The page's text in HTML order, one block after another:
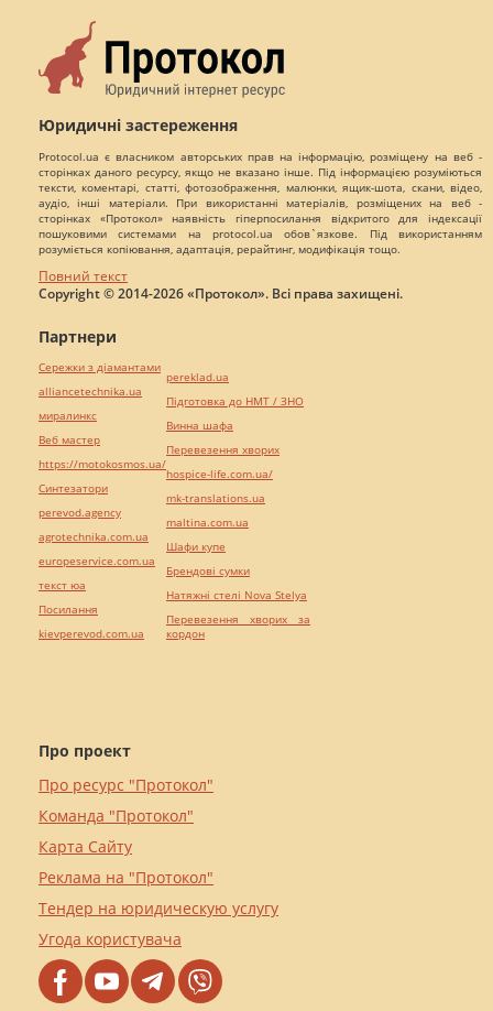
Юридичні застереження
Protocol.ua є власником авторських прав на інформацію, розміщену на веб -
сторінках даного ресурсу, якщо не вказано інше. Під інформацією розуміються
тексти, коментарі, статті, фотозображення, малюнки, ящик-шота, скани, відео,
аудіо, інші матеріали. При використанні матеріалів, розміщених на веб -
сторінках «Протокол» наявність гіперпосилання відкритого для індексації
пошуковими системами на protocol.ua обов`язкове. Під використанням
розуміється копіювання, адаптація, рерайтинг, модифікація тощо.
Повний текст
Copyright © 2014-2026 «Протокол». Всі права захищені.
Про проект
Про ресурс "Протокол"
Команда "Протокол"
Карта Сайту
Реклама на "Протокол"
Тендер на юридическую услугу
Угода користувача
Партнери
Сережки з діамантами
alliancetechnika.ua
миралинкс
Веб мастер
https://motokosmos.ua/
Синтезатори
perevod.agency
agrotechnika.com.ua
europeservice.com.ua
текст юа
Посилання
kievperevod.com.ua
pereklad.ua
Підготовка до НМТ / ЗНО
Винна шафа
Перевезення хворих
hospice-life.com.ua/
mk-translations.ua
maltina.com.ua
Шафи купе
Брендові сумки
Натяжні стелі Nova Stelya
Перевезення хворих за
кордон